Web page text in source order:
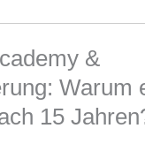
&
Warum
15